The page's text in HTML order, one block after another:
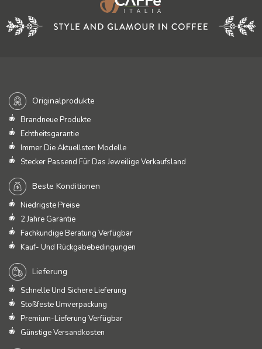
Originalprodukte
Brandneue Produkte
Echtheitsgarantie
Immer Die Aktuellsten Modelle
Stecker Passend Für Das Jeweilige Verkaufsland
Beste Konditionen
Niedrigste Preise
2 Jahre Garantie
Fachkundige Beratung Verfügbar
Kauf- Und Rückgabebedingungen
Lieferung
Schnelle Und Sichere Lieferung
Stoßfeste Umverpackung
Premium-Lieferung Verfügbar
Günstige Versandkosten